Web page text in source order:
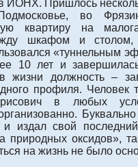
ИОНХ. Пришлось
во
квартиру на
шкафом и столом,
«туннельным
10 лет и
жизни должность –
профиля. Человек
в любых
и издал свой
природных оксидов»,
на жизнь не было